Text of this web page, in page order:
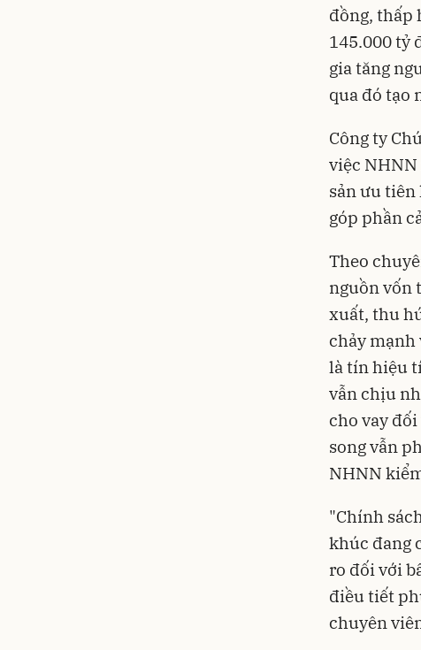
đồng, thấp
145.000 tỷ
gia tăng
qua đó tạo
Công ty
việc
sản ưu
góp phần
Theo
nguồn vốn
xuất, thu
chảy mạnh
là tín hiệu
vẫn chịu
cho vay
song vẫn
NHNN
"Chính
khúc đang
ro đối với
điều tiết
chuyên